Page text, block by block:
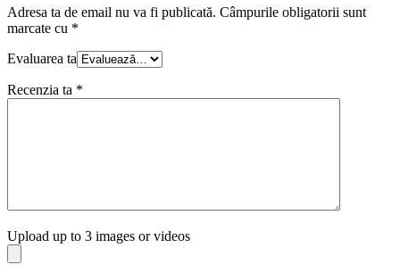
Adresa ta de email nu va fi publicată. Câmpurile obligatorii sunt
marcate cu *
Evaluarea ta
Recenzia ta *
Upload up to 3 images or videos